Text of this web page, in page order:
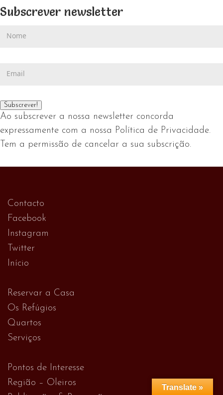
Subscrever newsletter
Ao subscrever a nossa newsletter concorda
expressamente com a nossa Política de Privacidade.
Tem a permissão de cancelar a sua subscrição.
Contacto
Facebook
Instagram
Twitter
Início
Reservar a Casa
Os Refúgios
Quartos
Serviços
Pontos de Interesse
Região – Oleiros
Translate »